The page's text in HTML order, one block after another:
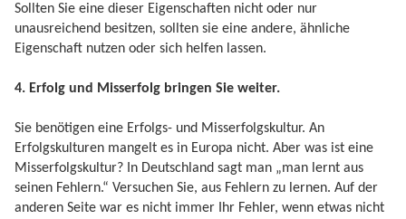
Sollten Sie eine dieser Eigenschaften nicht oder nur
unausreichend besitzen, sollten sie eine andere, ähnliche
Eigenschaft nutzen oder sich helfen lassen.
4. Erfolg und Misserfolg bringen Sie weiter.
Sie benötigen eine Erfolgs- und Misserfolgskultur. An
Erfolgskulturen mangelt es in Europa nicht. Aber was ist eine
Misserfolgskultur? In Deutschland sagt man „man lernt aus
seinen Fehlern.“ Versuchen Sie, aus Fehlern zu lernen. Auf der
anderen Seite war es nicht immer Ihr Fehler, wenn etwas nicht